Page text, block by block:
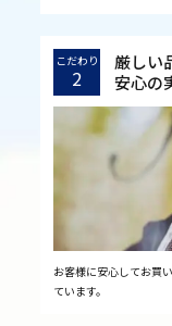
こだわり
2
厳しい
安心の
お客様に安心してお買
ています。